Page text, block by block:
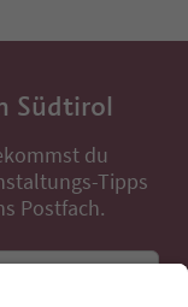
Südtirol
du
Tipps
Postfach.